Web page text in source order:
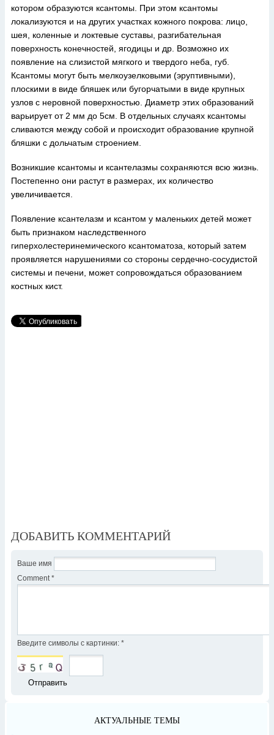
котором образуются ксантомы. При этом ксантомы
локализуются и на других участках кожного покрова: лицо,
шея, коленные и локтевые суставы, разгибательная
поверхность конечностей, ягодицы и др. Возможно их
появление на слизистой мягкого и твердого неба, губ.
Ксантомы могут быть мелкоузелковыми (эруптивными),
плоскими в виде бляшек или бугорчатыми в виде крупных
узлов с неровной поверхностью. Диаметр этих образований
варьирует от 2 мм до 5см. В отдельных случаях ксантомы
сливаются между собой и происходит образование крупной
бляшки с дольчатым строением.
Возникшие ксантомы и ксантелазмы сохраняются всю жизнь.
Постепенно они растут в размерах, их количество
увеличивается.
Появление ксантелазм и ксантом у маленьких детей может
быть признаком наследственного
гиперхолестеринемического ксантоматоза, который затем
проявляется нарушениями со стороны сердечно-сосудистой
системы и печени, может сопровождаться образованием
костных кист.
ДОБАВИТЬ КОММЕНТАРИЙ
Ваше имя
Comment *
Введите символы с картинки: *
АКТУАЛЬНЫЕ ТЕМЫ